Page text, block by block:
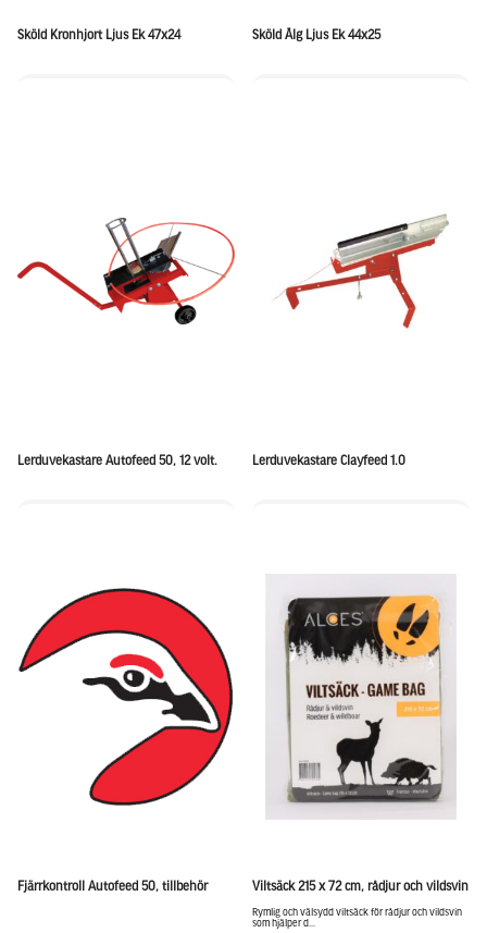
Sköld Kronhjort Ljus Ek 47x24 Sköld Älg Ljus Ek 44x25
Lerduvekastare Autofeed 50, 12 volt. Lerduvekastare Clayfeed 1.0
Fjärrkontroll Autofeed 50, tillbehör Viltsäck 215 x 72 cm, rådjur och vildsvin
Rymlig och välsydd viltsäck för rådjur och vildsvin
som hjälper d...